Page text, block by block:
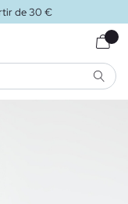
de 30 €